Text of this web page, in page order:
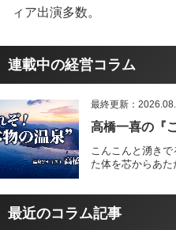
ィア出演多数。
連載中の経営コラム
最終更新：
高橋一喜の『
こんこんと湧き
た体を芯からあ
氏が、経営者のた
るものである。
最近のコラム記事